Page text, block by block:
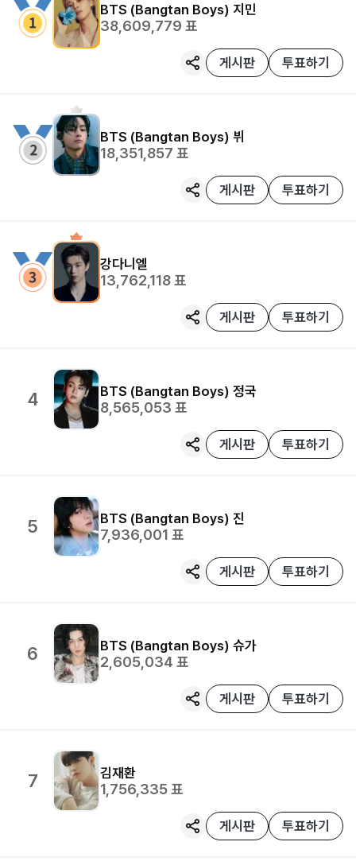
BTS (Bangtan Boys) 지민
38,609,779 표
게시판 투표하기
BTS (Bangtan Boys) 뷔
18,351,857 표
게시판 투표하기
강다니엘
13,762,118표
게시판 투표하기
4 BTS (Bangtan Boys) 정국
8,565,053 표
게시판 투표하기
5 BTS (Bangtan Boys) 진
7,936,001 표
게시판 투표하기
6 BTS (Bangtan Boys) 슈가
2,605,034 표
게시판 투표하기
7 김재환
1,756,335표
게시판 투표하기